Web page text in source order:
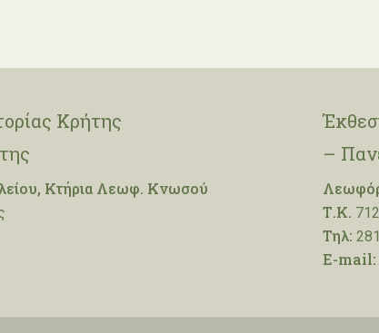
Κρήτης
Κτήρια Λεωφ. Κνωσού
–
Τ.Κ.
Τηλ:
E-mail: